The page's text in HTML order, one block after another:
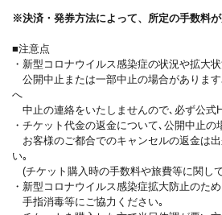
※決済・発券方法によって、所定の手数料
■注意点
・新型コロナウイルス感染症の状況や拡大
公開中止または一部中止の場合がありま
へ
中止の連絡をいたしませんので､必ず公式
・チケット代金の返金について､公開中止の
お客様のご都合でのキャンセルの返金は
い｡
(チケット購入時の手数料や旅費等に関し
・新型コロナウイルス感染症拡大防止のた
手指消毒等にご協力ください｡